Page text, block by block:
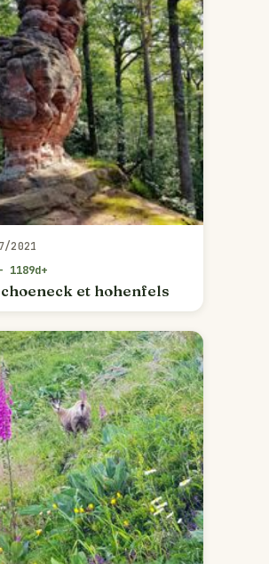
2021
1189d+
et hohenfels